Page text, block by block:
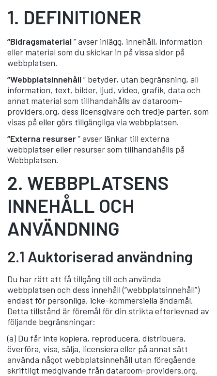
1. DEFINITIONER
“Bidragsmaterial” avser inlägg, innehåll, information
eller material som du skickar in på vissa sidor på
webbplatsen.
“Webbplatsinnehåll” betyder, utan begränsning, all
information, text, bilder, ljud, video, grafik, data och
annat material som tillhandahålls av dataroom-
providers.org, dess licensgivare och tredje parter, som
visas på eller görs tillgängliga via webbplatsen.
“Externa resurser” avser länkar till externa
webbplatser eller resurser som tillhandahålls på
Webbplatsen.
2. WEBBPLATSENS
INNEHÅLL OCH
ANVÄNDNING
2.1 Auktoriserad användning
Du har rätt att få tillgång till och använda
webbplatsen och dess innehåll (”webbplatsinnehåll”)
endast för personliga, icke-kommersiella ändamål.
Detta tillstånd är föremål för din strikta efterlevnad av
följande begränsningar:
(a) Du får inte kopiera, reproducera, distribuera,
överföra, visa, sälja, licensiera eller på annat sätt
använda något webbplatsinnehåll utan föregående
skriftligt medgivande från dataroom-providers.org.